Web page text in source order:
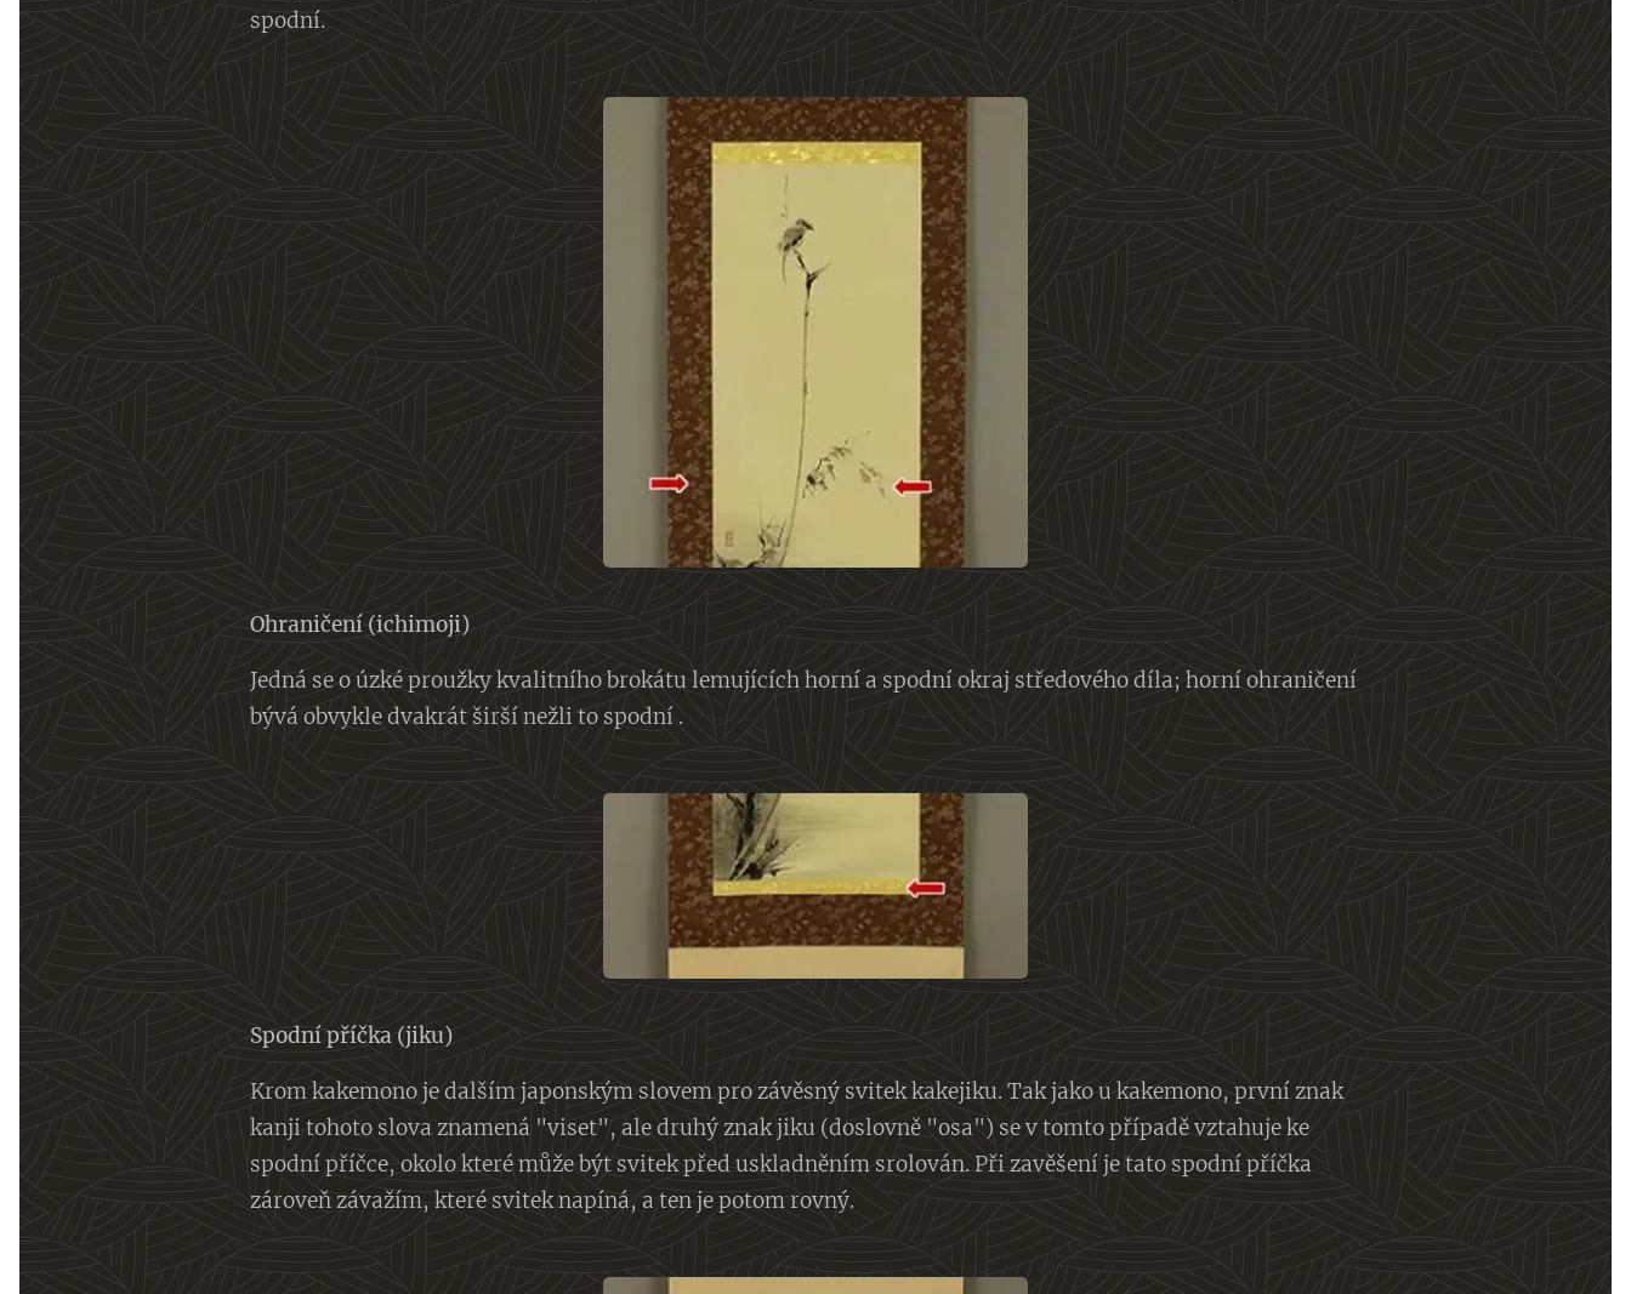
spodní.
Ohraničení (ichimoji)
Jedná se o úzké proužky kvalitního brokátu lemujících horní a spodní okraj středového díla; horní ohraničení
bývá obvykle dvakrát širší nežli to spodní .
Spodní příčka (jiku)
Krom kakemono je dalším japonským slovem pro závěsný svitek kakejiku. Tak jako u kakemono, první znak
kanji tohoto slova znamená "viset", ale druhý znak jiku (doslovně "osa") se v tomto případě vztahuje ke
spodní příčce, okolo které může být svitek před uskladněním srolován. Při zavěšení je tato spodní příčka
zároveň závažím, které svitek napíná, a ten je potom rovný.